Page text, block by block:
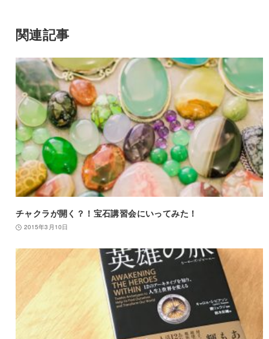
関連記事
チャクラが開く？！宝石講習会にいってみた！
2015年3月10日